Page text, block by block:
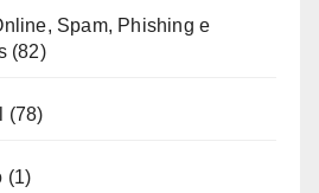
Spam, Phishing e
(82)
(78)
(1)